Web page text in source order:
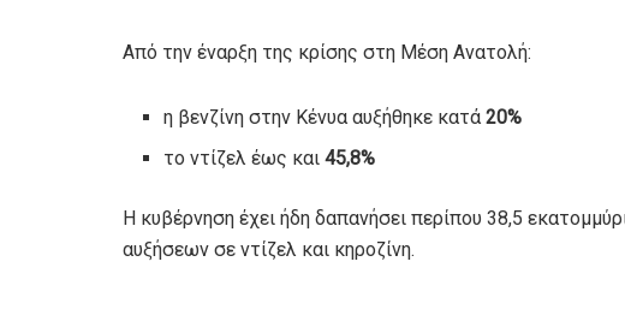
Από την έναρξη της κρίσης στη Μέση Ανατολή:
η βενζίνη στην Κένυα αυξήθηκε κατά20%
το ντίζελ έως και45,8%
Η κυβέρνηση έχει ήδη δαπανήσει περίπου 38,5
αυξήσεων σε ντίζελ και κηροζίνη.